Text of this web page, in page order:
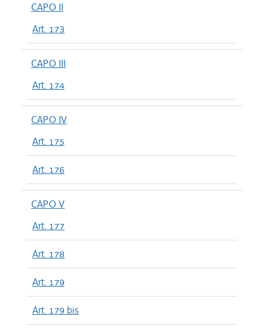
CAPO II
Art. 173
CAPO III
Art. 174
CAPO IV
Art. 175
Art. 176
CAPO V
Art. 177
Art. 178
Art. 179
Art. 179 bis